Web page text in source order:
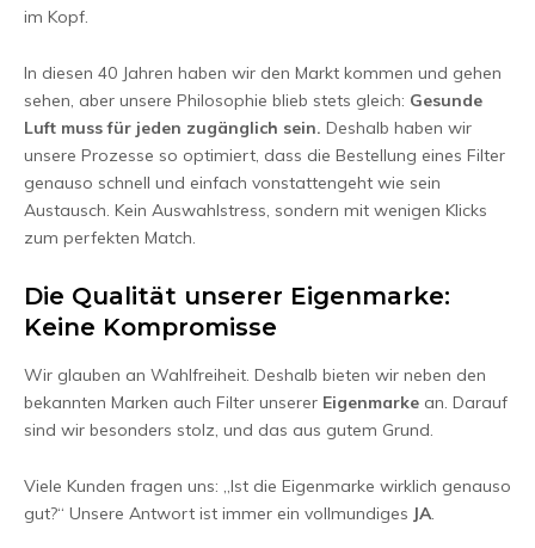
im Kopf.
In diesen 40 Jahren haben wir den Markt kommen und gehen
sehen, aber unsere Philosophie blieb stets gleich: Gesunde
Luft muss für jeden zugänglich sein. Deshalb haben wir
unsere Prozesse so optimiert, dass die Bestellung eines Filter
genauso schnell und einfach vonstattengeht wie sein
Austausch. Kein Auswahlstress, sondern mit wenigen Klicks
zum perfekten Match.
Die Qualität unserer Eigenmarke:
Keine Kompromisse
Wir glauben an Wahlfreiheit. Deshalb bieten wir neben den
bekannten Marken auch Filter unserer Eigenmarke an. Darauf
sind wir besonders stolz, und das aus gutem Grund.
Viele Kunden fragen uns: „Ist die Eigenmarke wirklich genauso
gut?“ Unsere Antwort ist immer ein vollmundiges JA.